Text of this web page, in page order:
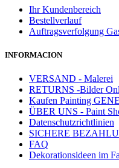
Ihr Kundenbereich
Bestellverlauf
Auftragsverfolgung
INFORMACION
VERSAND - Malerei
RETURNS -Bilder
Kaufen Painting
ÜBER UNS - Paint
Datenschutzrichtlinien
SICHERE
FAQ
Dekorationsideen im